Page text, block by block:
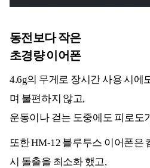
동전보다 작은
초경량 이어폰
4.6g의 무게로 장시간 사용 시에
며 불편하지 않고,
운동이나 걷는 도중에도 피로도
또한 HM-12 블루투스 이어폰은
시 돌출을 최소화 했고,